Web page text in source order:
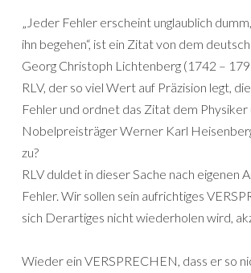
„Jeder Fehler erscheint unglaublich
ihn begehen“, ist ein Zitat von dem
Georg Christoph Lichtenberg (1742 –
RLV, der so viel Wert auf Präzision legt,
Fehler und ordnet das Zitat dem Physiker
Nobelpreisträger Werner Karl
zu?
RLV duldet in dieser Sache nach eigenen
Fehler. Wir sollen sein aufrichtiges
sich Derartiges nicht wiederholen wird,
Wieder ein VERSPRECHEN, dass er so